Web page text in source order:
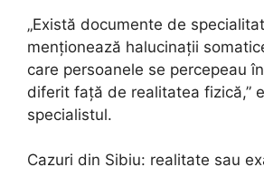
„Există documente de
menționează halucinații
care persoanele se percepeau
diferit față de realitatea fizică,”
specialistul.
Cazuri din Sibiu: realitate sau